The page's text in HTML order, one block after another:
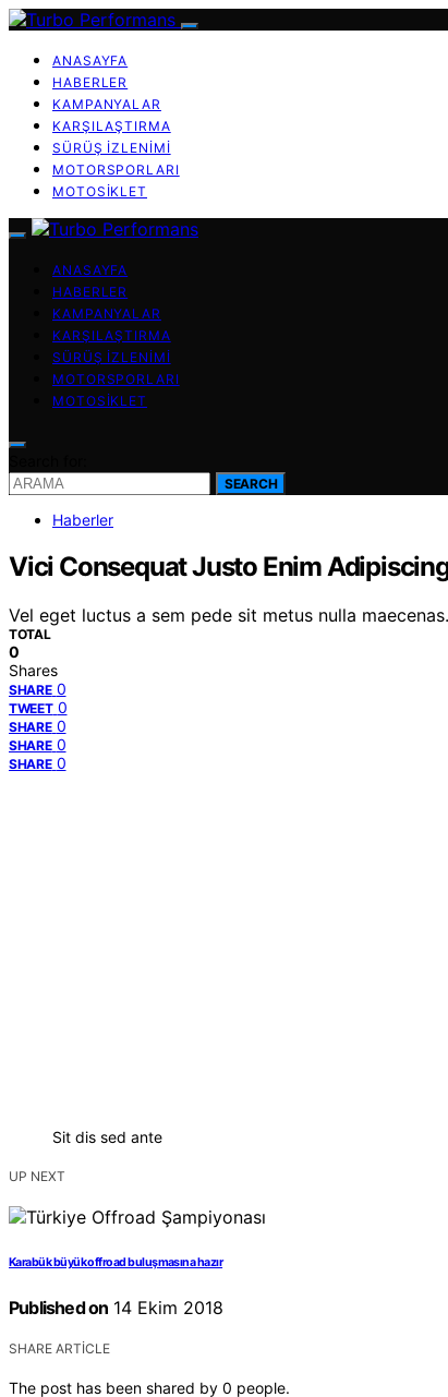
ANASAYFA
HABERLER
KAMPANYALAR
KARŞILAŞTIRMA
SÜRÜŞ İZLENIMI
MOTORSPORLARI
MOTOSIKLET
ANASAYFA
HABERLER
KAMPANYALAR
KARŞILAŞTIRMA
SÜRÜŞ İZLENIMI
MOTORSPORLARI
MOTOSIKLET
SEARCH
Haberler
Vici Consequat Justo Enim
Vel eget luctus a sem pede sit metus nulla
TOTAL
0
Shares
SHARE 0
TWEET 0
SHARE 0
SHARE 0
SHARE 0
Sit dis sed ante
UP NEXT
Karabük büyük offroad buluşmasına hazır
Published on 14 Ekim 2018
SHARE ARTICLE
The post has been shared by 0 people.